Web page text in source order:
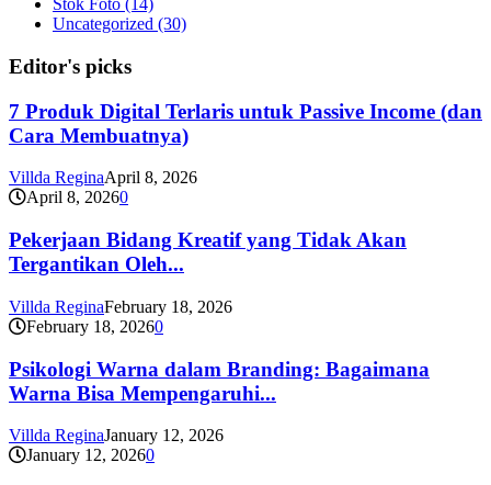
Stok Foto (14)
Uncategorized (30)
Editor's picks
7 Produk Digital Terlaris untuk Passive Income (dan
Cara Membuatnya)
Villda ReginaApril 8, 2026
April 8, 20260
Pekerjaan Bidang Kreatif yang Tidak Akan
Tergantikan Oleh...
Villda ReginaFebruary 18, 2026
February 18, 20260
Psikologi Warna dalam Branding: Bagaimana
Warna Bisa Mempengaruhi...
Villda ReginaJanuary 12, 2026
January 12, 20260